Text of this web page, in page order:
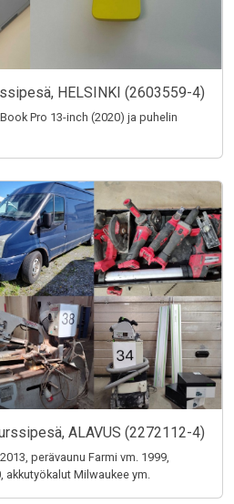
HELSINKI (2603559-4)
Pro 13-inch (2020) ja puhelin
ALAVUS (2272112-4)
perävaunu Farmi vm. 1999,
akkutyökalut Milwaukee ym.